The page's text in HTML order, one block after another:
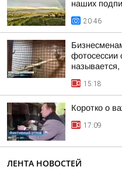
наших
20:46
фотосессии
15:18
Коротко о
17:09
ЛЕНТА НОВОСТЕЙ